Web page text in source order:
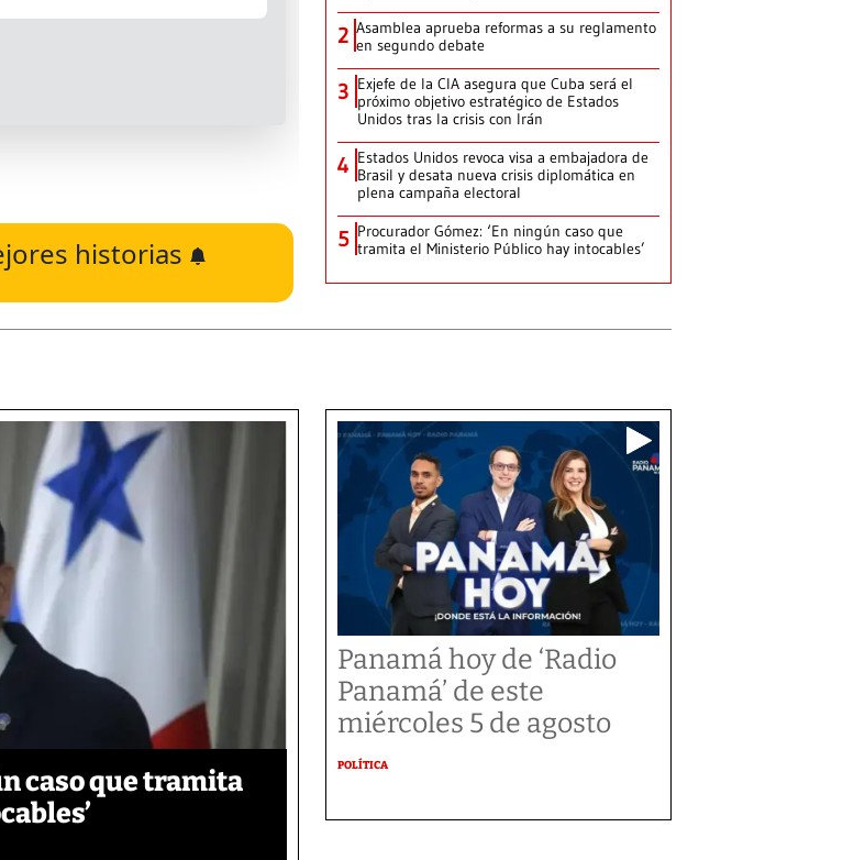
historias
2 Asamblea aprueba reformas a su reglamento
en segundo debate
3 Exjefe de la CIA asegura que Cuba será el
próximo objetivo estratégico de Estados
Unidos tras la crisis con Irán
4 Estados Unidos revoca visa a embajadora de
Brasil y desata nueva crisis diplomática en
plena campaña electoral
5 Procurador Gómez: ‘En ningún caso que
tramita el Ministerio Público hay intocables’
caso que tramita
Panamá hoy de ‘Radio
Panamá’ de este
miércoles 5 de agosto
POLÍTICA